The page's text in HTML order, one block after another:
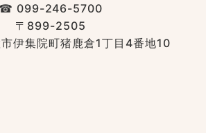
☎︎ 099-246-5700
〒899-2505
伊集院町猪鹿倉1丁目4番地10